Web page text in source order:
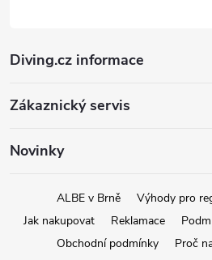
Diving.cz informace
Zákaznický servis
Novinky
ALBE v Brně Výhody pro
Jak nakupovat
Reklamace
Obchodní podmínky
Proč